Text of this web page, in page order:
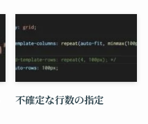
不確定な行数の指定